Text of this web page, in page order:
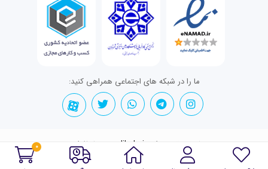
0
ما را در شبکه های اجتماعی همراهی کنید:
تمامی حقوق برای nadikala.ir محفوظ است.